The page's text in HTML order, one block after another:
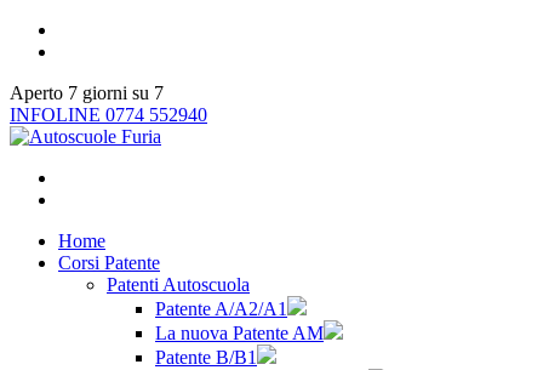
Aperto 7 giorni su 7
INFOLINE 0774 552940
Home
Corsi Patente
Patenti Autoscuola
Patente A/A2/A1
La nuova Patente AM
Patente B/B1